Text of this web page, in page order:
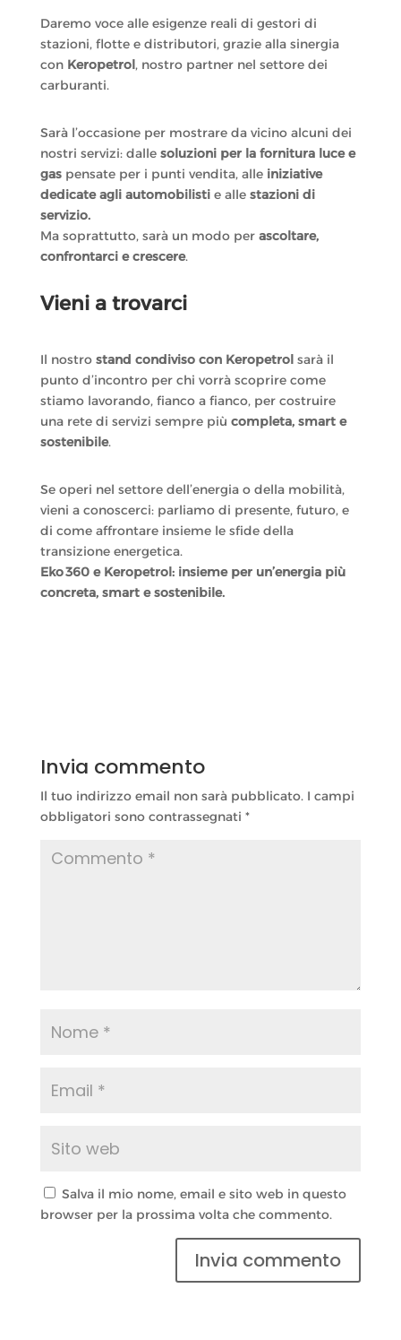
Daremo voce alle esigenze reali di gestori di
stazioni, flotte e distributori, grazie alla sinergia
con Keropetrol, nostro partner nel settore dei
carburanti.
Sarà l’occasione per mostrare da vicino alcuni dei
nostri servizi: dalle soluzioni per la fornitura luce e
gaspensate per i punti vendita, alle iniziative
dedicate agli automobilistie alle stazioni di
servizio.
Ma soprattutto, sarà un modo per ascoltare,
confrontarci e crescere.
Vieni a trovarci
Il nostro stand condiviso con Keropetrolsarà il
punto d’incontro per chi vorrà scoprire come
stiamo lavorando, fianco a fianco, per costruire
una rete di servizi sempre più completa, smart e
sostenibile.
Se operi nel settore dell’energia o della mobilità,
vieni a conoscerci: parliamo di presente, futuro, e
di come affrontare insieme le sfide della
transizione energetica.
Eko 360 e Keropetrol: insieme per un’energia più
concreta, smart e sostenibile.
Invia commento
Il tuo indirizzo email non sarà pubblicato. I campi
obbligatori sono contrassegnati *
Salva il mio nome, email e sito web in questo
browser per la prossima volta che commento.